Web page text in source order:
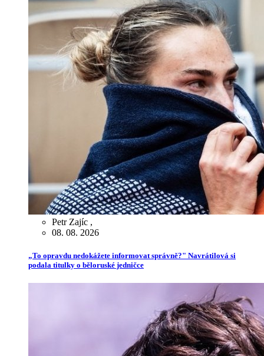
Petr Zajíc ,
08. 08. 2026
„To opravdu nedokážete informovat správně?" Navrátilová si
podala titulky o běloruské jedničce